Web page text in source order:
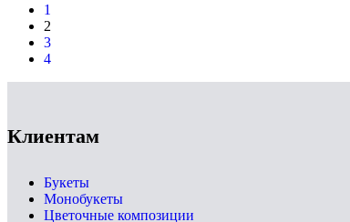
1
2
3
4
Клиентам
Букеты
Монобукеты
Цветочные композиции